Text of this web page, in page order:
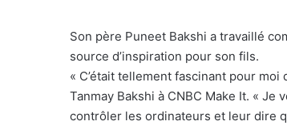
Son père Puneet Bakshi a travaillé
source d’inspiration pour son fils.
« C’était tellement fascinant pour
Tanmay Bakshi à CNBC Make It. «
contrôler les ordinateurs et leur dire